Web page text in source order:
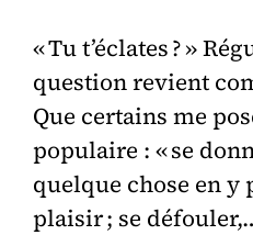
« Tu t’éclates ? »
question revient
Que certains me
populaire : « se
quelque chose en y
plaisir ; se